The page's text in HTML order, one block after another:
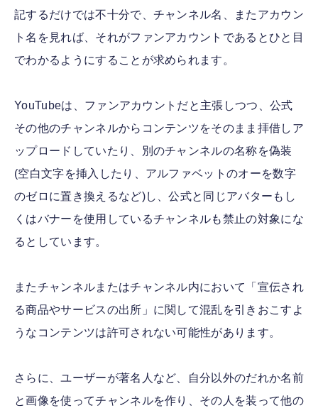
記するだけでは不十分で、チャンネル名、またアカウン
ト名を見れば、それがファンアカウントであるとひと目
でわかるようにすることが求められます。
YouTubeは、ファンアカウントだと主張しつつ、公式
その他のチャンネルからコンテンツをそのまま拝借しア
ップロードしていたり、別のチャンネルの名称を偽装
(空白文字を挿入したり、アルファベットのオーを数字
のゼロに置き換えるなど)し、公式と同じアバターもし
くはバナーを使用しているチャンネルも禁止の対象にな
るとしています。
またチャンネルまたはチャンネル内において「宣伝され
る商品やサービスの出所」に関して混乱を引きおこすよ
うなコンテンツは許可されない可能性があります。
さらに、ユーザーが著名人など、自分以外のだれか名前
と画像を使ってチャンネルを作り、その人を装って他の